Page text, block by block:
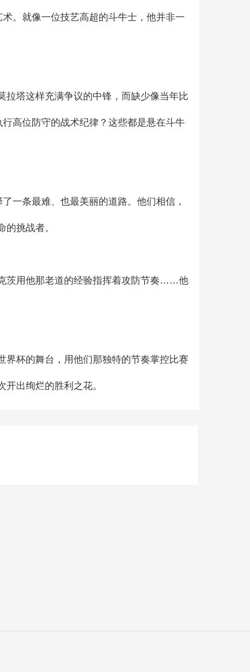
。就像一位技艺高超的斗牛士，他并非一
拉塔这样充满争议的中锋，而缺少像当年比
高位防守的战术纪律？这些都是悬在斗牛
一条最难、也最美丽的道路。他们相信，
挑战者。
茨用他那老道的经验指挥着攻防节奏……他
界杯的舞台，用他们那独特的节奏掌控比赛
出绚烂的胜利之花。